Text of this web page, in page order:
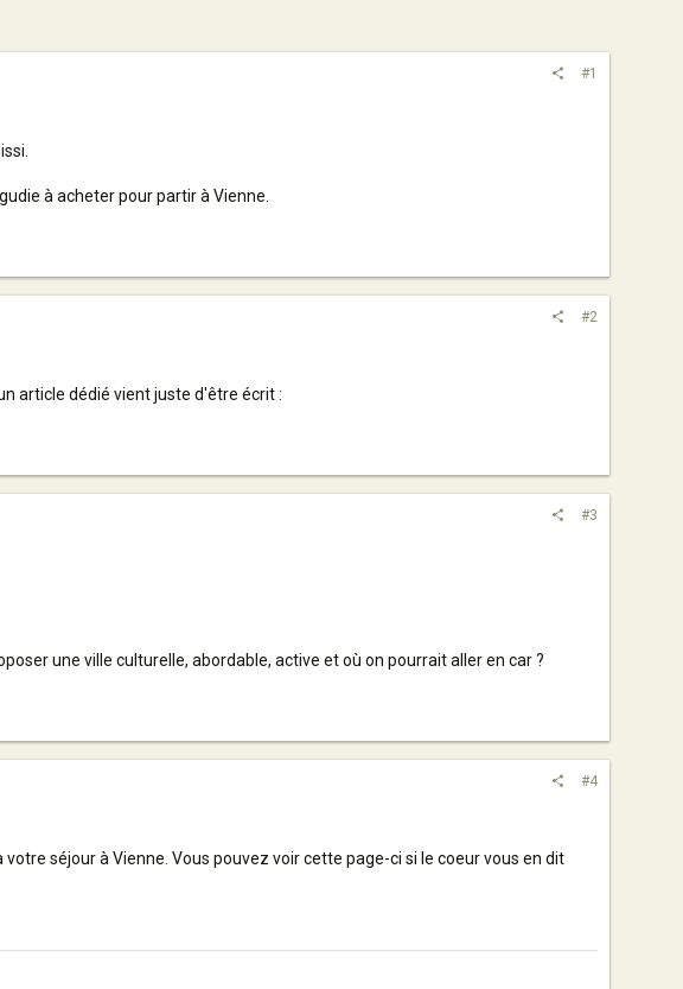
#1
à acheter pour partir à Vienne.
#2
article dédié vient juste d'être écrit :
#3
une ville culturelle, abordable, active et où on pourrait aller en car ?
#4
séjour à Vienne. Vous pouvez voir cette page-ci si le coeur vous en dit